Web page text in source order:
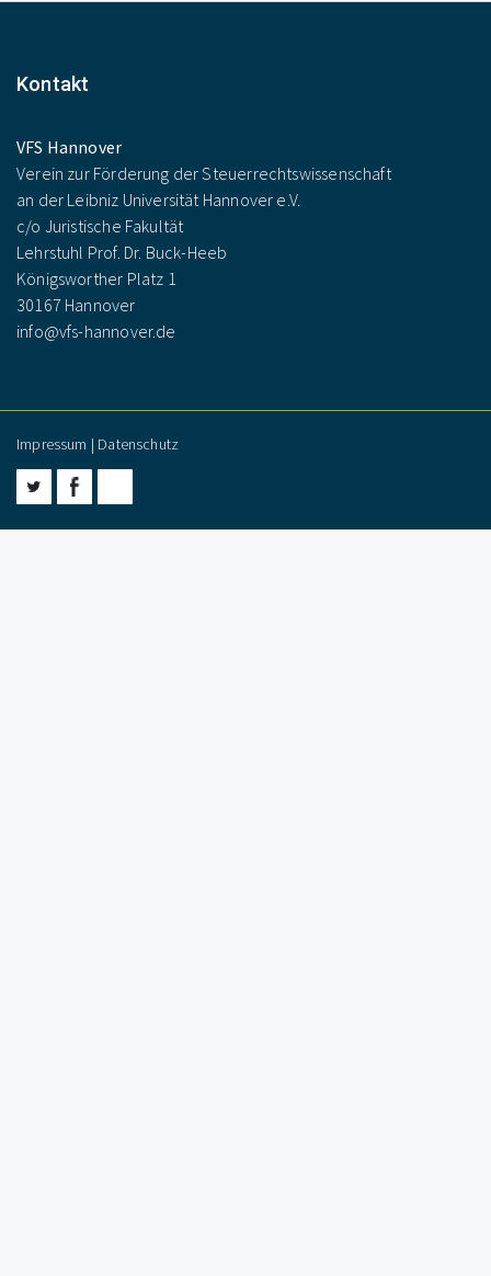
Kontakt
VFS Hannover
Verein zur Förderung der Steuerrechtswissenschaft
an der Leibniz Universität Hannover e.V.
c/o Juristische Fakultät
Lehrstuhl Prof. Dr. Buck-Heeb
Königsworther Platz 1
30167 Hannover
info@vfs-hannover.de
Impressum | Datenschutz